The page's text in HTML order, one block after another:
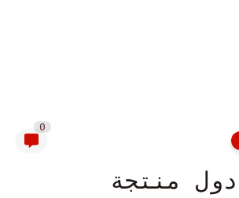
0
كبر 10 دول منتجة